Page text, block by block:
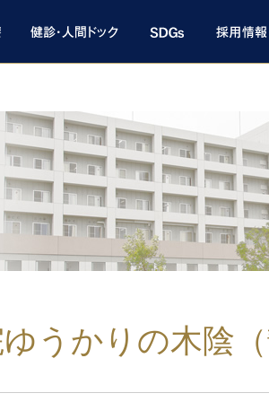
うかりの木陰